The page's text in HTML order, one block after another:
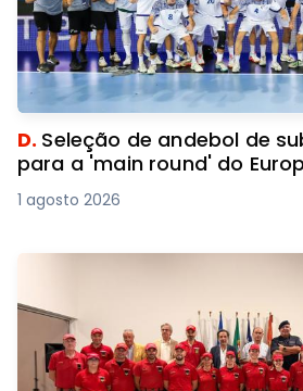
D. Seleção de andebol de
para a 'main round' do
1 agosto 2026